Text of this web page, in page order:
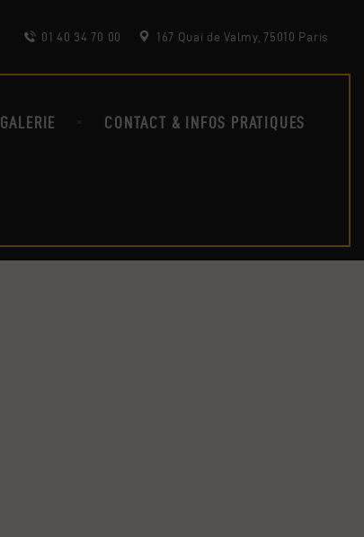
01 40 34 70 00 167 Quai de Valmy, 75010 Paris
GALERIE CONTACT & INFOS PRATIQUES